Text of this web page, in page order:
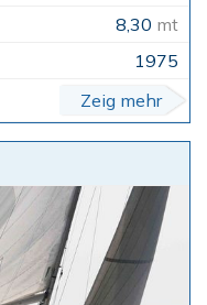
8,30 mt
1975
Zeig mehr